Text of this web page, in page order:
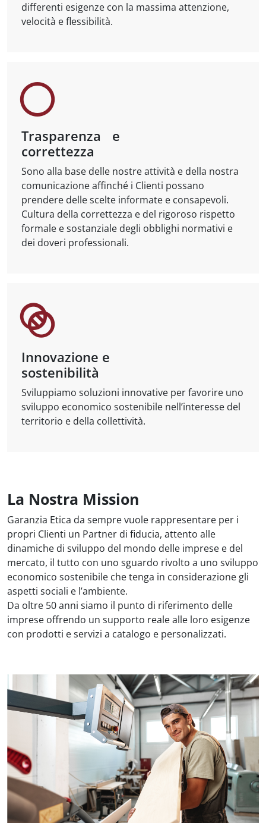
differenti esigenze con la massima attenzione,
velocità e flessibilità.
Trasparenza e
correttezza
Sono alla base delle nostre attività e della nostra
comunicazione affinché i Clienti possano
prendere delle scelte informate e consapevoli.
Cultura della correttezza e del rigoroso rispetto
formale e sostanziale degli obblighi normativi e
dei doveri professionali.
Innovazione e
sostenibilità
Sviluppiamo soluzioni innovative per favorire uno
sviluppo economico sostenibile nell’interesse del
territorio e della collettività.
La Nostra Mission
Garanzia Etica da sempre vuole rappresentare per i
propri Clienti un Partner di fiducia, attento alle
dinamiche di sviluppo del mondo delle imprese e del
mercato, il tutto con uno sguardo rivolto a uno sviluppo
economico sostenibile che tenga in considerazione gli
aspetti sociali e l’ambiente.
Da oltre 50 anni siamo il punto di riferimento delle
imprese offrendo un supporto reale alle loro esigenze
con prodotti e servizi a catalogo e personalizzati.